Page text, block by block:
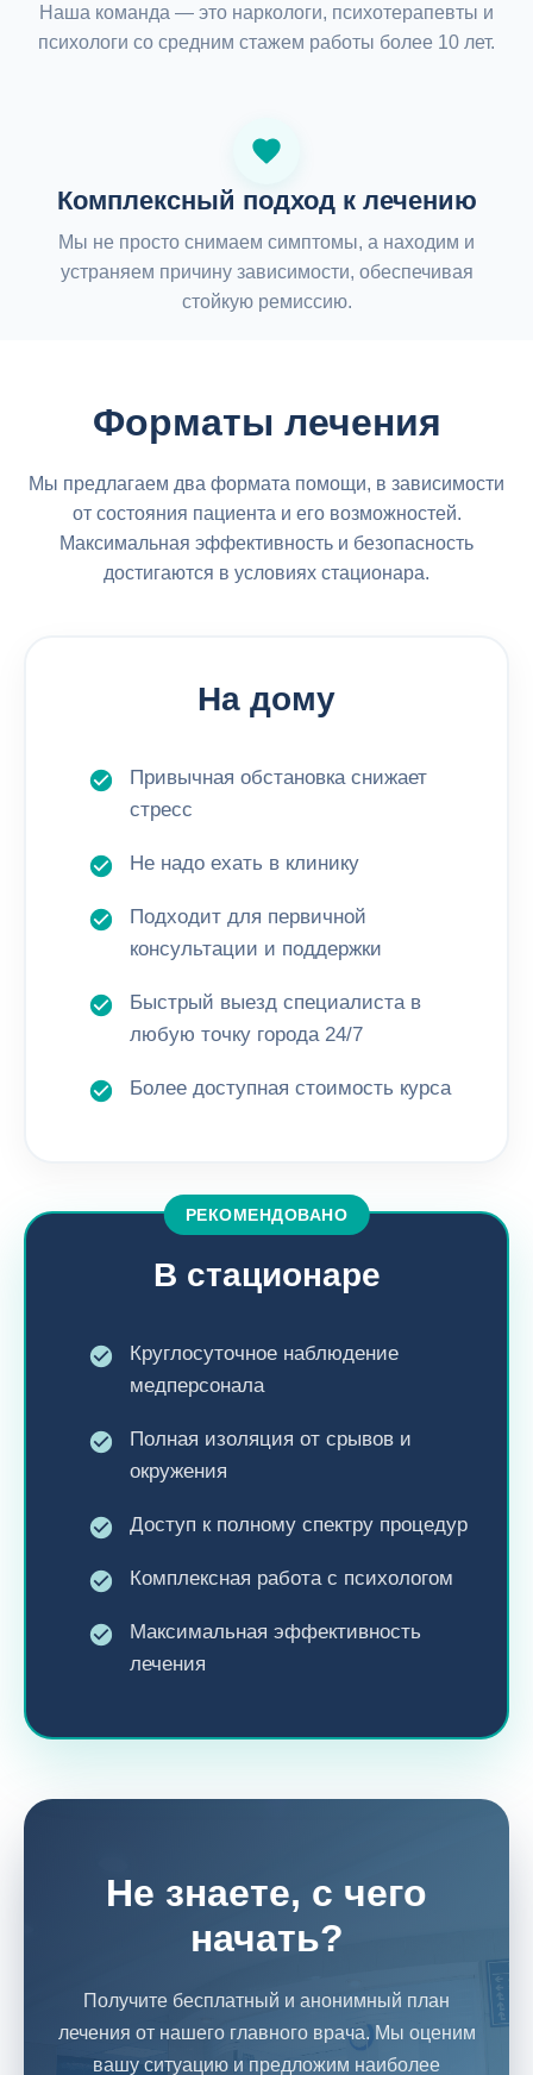
Наша команда — это наркологи, психотерапевты и
психологи со средним стажем работы более 10 лет.
Комплексный подход к лечению
Мы не просто снимаем симптомы, а находим и
устраняем причину зависимости, обеспечивая
стойкую ремиссию.
Форматы лечения
Мы предлагаем два формата помощи, в зависимости
от состояния пациента и его возможностей.
Максимальная эффективность и безопасность
достигаются в условиях стационара.
На дому
Привычная обстановка снижает
стресс
Не надо ехать в клинику
Подходит для первичной
консультации и поддержки
Быстрый выезд специалиста в
любую точку города 24/7
Более доступная стоимость курса
РЕКОМЕНДОВАНО
В стационаре
Круглосуточное наблюдение
медперсонала
Полная изоляция от срывов и
окружения
Доступ к полному спектру процедур
Комплексная работа с психологом
Максимальная эффективность
лечения
Не знаете, с чего
начать?
Получите бесплатный и анонимный план
лечения от нашего главного врача. Мы оценим
вашу ситуацию и предложим наиболее